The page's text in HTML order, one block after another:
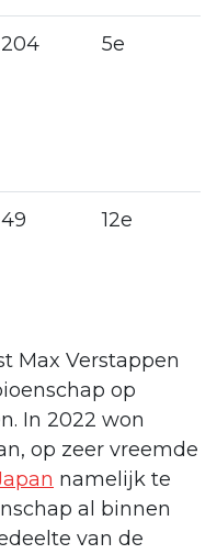
204 5e
49 12e
Max Verstappen
op
In 2022 won
op zeer vreemde
namelijk te
al binnen
van de